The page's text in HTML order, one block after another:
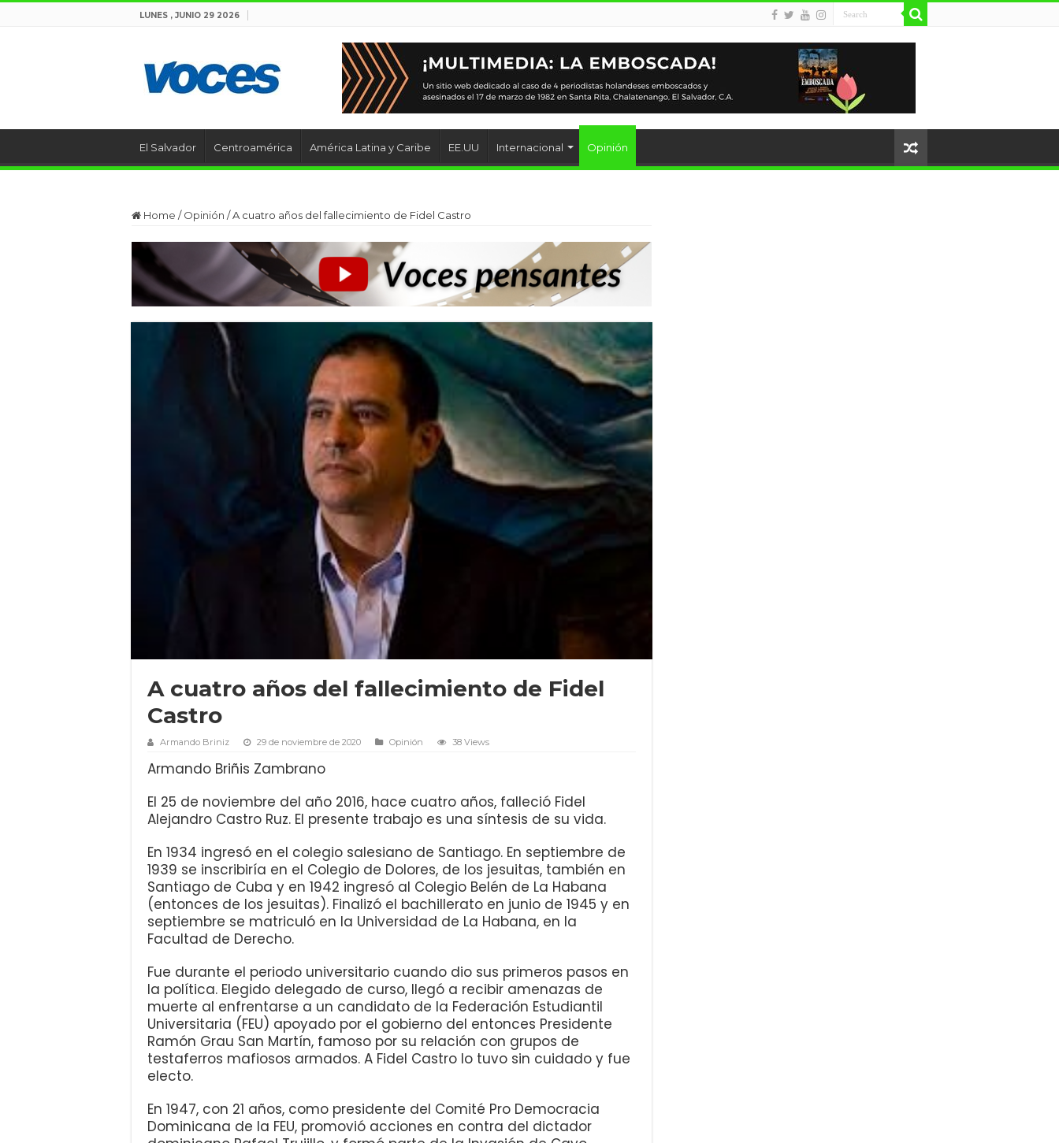
LUNES , JUNIO 29 2026
El Salvador Centroamérica América Latina y Caribe EE.UU Internacional Opinión
Home / Opinión /A cuatro años del fallecimiento de Fidel Castro
A cuatro años del fallecimiento de Fidel
Castro
Armando Briniz 29 de noviembre de 2020 Opinión 38 Views
Armando Briñis Zambrano
El 25 de noviembre del año 2016, hace cuatro años, falleció Fidel
Alejandro Castro Ruz. El presente trabajo es una síntesis de su vida.
En 1934 ingresó en el colegio salesiano de Santiago. En septiembre de
1939 se inscribiría en el Colegio de Dolores, de los jesuitas, también en
Santiago de Cuba y en 1942 ingresó al Colegio Belén de La Habana
(entonces de los jesuitas). Finalizó el bachillerato en junio de 1945 y en
septiembre se matriculó en la Universidad de La Habana, en la
Facultad de Derecho.
Fue durante el periodo universitario cuando dio sus primeros pasos en
la política. Elegido delegado de curso, llegó a recibir amenazas de
muerte al enfrentarse a un candidato de la Federación Estudiantil
Universitaria (FEU) apoyado por el gobierno del entonces Presidente
Ramón Grau San Martín, famoso por su relación con grupos de
testaferros mafiosos armados. A Fidel Castro lo tuvo sin cuidado y fue
electo.
En 1947, con 21 años, como presidente del Comité Pro Democracia
Dominicana de la FEU, promovió acciones en contra del dictador